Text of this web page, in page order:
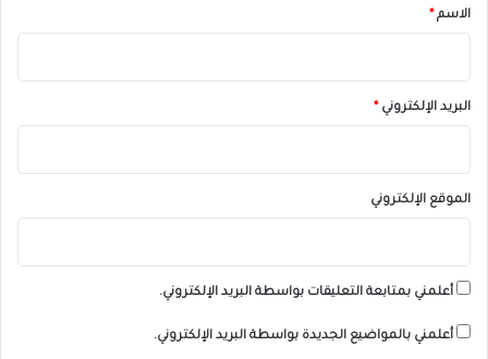
*الاسم*
البريد الإلكتروني*
الموقع الإلكتروني
أعلمني بمتابعة التعليقات بواسطة البريد الإلكتروني.
أعلمني بالمواضيع الجديدة بواسطة البريد الإلكتروني.